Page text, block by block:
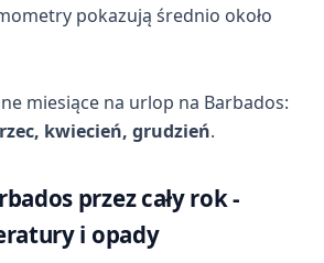
pokazują średnio około
miesiące na urlop na Barbados:
kwiecień, grudzień.
przez cały rok -
i opady